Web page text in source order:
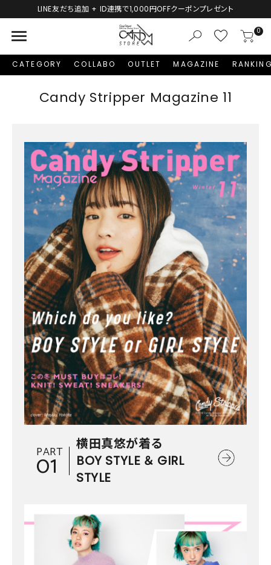
LINE友だち追加 + ID連携で1,000円OFFクーポンプレゼント
menu 0
CATEGORY COLLABO OUTLET MAGAZINE
Candy Stripper Magazine 11
PART
01
横田真悠が着る
BOY STYLE ＆ GIRL
STYLE